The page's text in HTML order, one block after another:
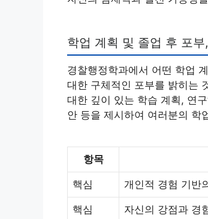
학업 계획 및 졸업 후 포
경찰행정학과에서 어떤 학업
대한 구체적인 포부를 밝히는
대한 깊이 있는 학습 계획, 연
안 등을 제시하여 여러분의 학
항목
핵심 개인적 경험 기반
핵심 자신의 강점과 경